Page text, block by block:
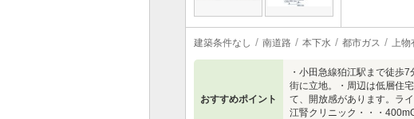
建築条件なし 南道路 本下水 都市ガス 上物
おすすめポイント
・小田急線狛江駅まで徒歩
街に立地。・周辺は低層住
て、開放感があります。ラ
江腎クリニック・・・